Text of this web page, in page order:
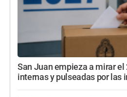
San Juan empieza a mirar el
internas y pulseadas por las